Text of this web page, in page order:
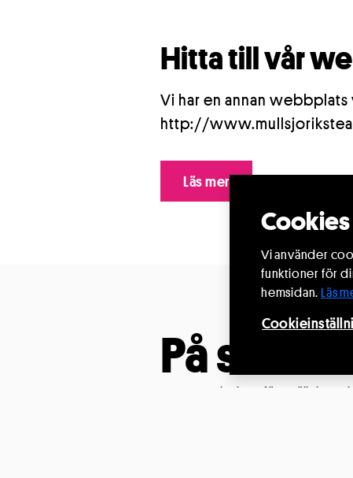
Vi använder
funktioner för
hemsidan.Läs
Hitta till vår
Vi har en annan
http://
Läs mer
På scen
Just nu spelas inga föreställningar i